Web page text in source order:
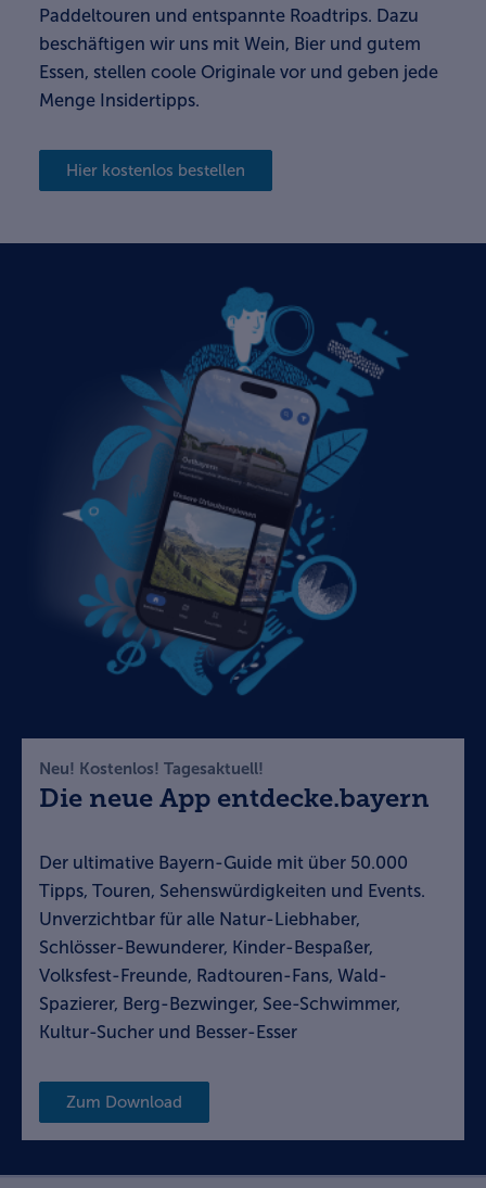
Paddeltouren und entspannte Roadtrips. Dazu
beschäftigen wir uns mit Wein, Bier und gutem
Essen, stellen coole Originale vor und geben jede
Menge Insidertipps.
Hier kostenlos bestellen
Neu! Kostenlos! Tagesaktuell!
Die neue App entdecke.bayern
Der ultimative Bayern-Guide mit über 50.000
Tipps, Touren, Sehenswürdigkeiten und Events.
Unverzichtbar für alle Natur-Liebhaber,
Schlösser-Bewunderer, Kinder-Bespaßer,
Volksfest-Freunde, Radtouren-Fans, Wald-
Spazierer, Berg-Bezwinger, See-Schwimmer,
Kultur-Sucher und Besser-Esser
Zum Download